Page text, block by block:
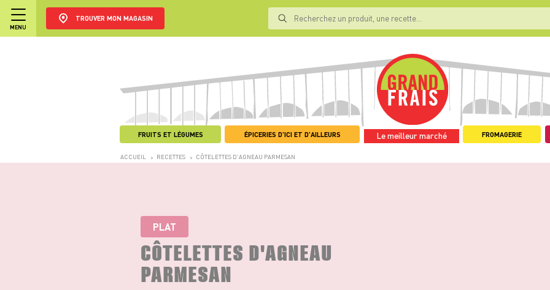
MENU
TROUVER MON MAGASIN
FRUITS ET LÉGUMES ÉPICERIES D'ICI ET D'AILLEURS Le meilleur marché FROMAGERIE
ACCUEIL > RECETTES > CÔTELETTES D'AGNEAU PARMESAN
PLAT
CÔTELETTES D'AGNEAU
PARMESAN